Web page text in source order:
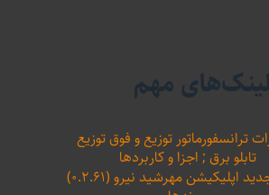
لینک‌های مهم
ترانسفورماتور توزیع و فوق توزیع
تابلو برق ; اجزا و کاربردها
اپلیکیشن مهرشید نیرو (۰.۲.۶۱)